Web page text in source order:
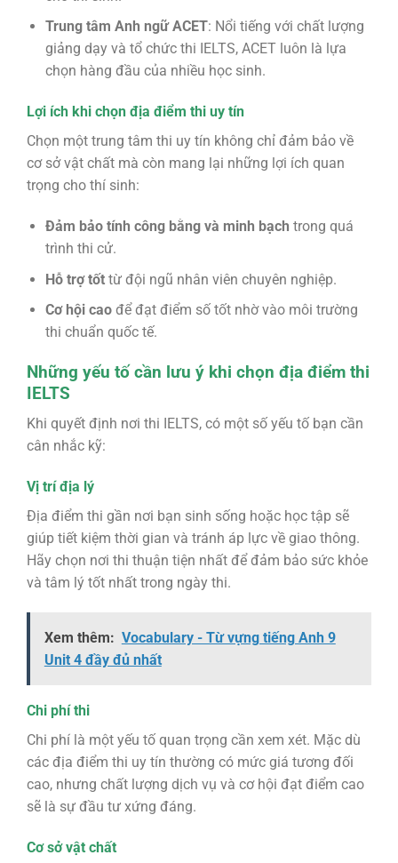
Trung tâm Anh ngữ ACET: Nổi tiếng với chất lượng
giảng dạy và tổ chức thi IELTS, ACET luôn là lựa
chọn hàng đầu của nhiều học sinh.
Lợi ích khi chọn địa điểm thi uy tín
Chọn một trung tâm thi uy tín không chỉ đảm bảo về
cơ sở vật chất mà còn mang lại những lợi ích quan
trọng cho thí sinh:
Đảm bảo tính công bằng và minh bạch trong quá
trình thi cử.
Hỗ trợ tốttừ đội ngũ nhân viên chuyên nghiệp.
Cơ hội caođể đạt điểm số tốt nhờ vào môi trường
thi chuẩn quốc tế.
Những yếu tố cần lưu ý khi chọn địa điểm thi
IELTS
Khi quyết định nơi thi IELTS, có một số yếu tố bạn cần
cân nhắc kỹ:
Vị trí địa lý
Địa điểm thi gần nơi bạn sinh sống hoặc học tập sẽ
giúp tiết kiệm thời gian và tránh áp lực về giao thông.
Hãy chọn nơi thi thuận tiện nhất để đảm bảo sức khỏe
và tâm lý tốt nhất trong ngày thi.
Xem thêm: Vocabulary - Từ vựng tiếng Anh 9
Unit 4 đầy đủ nhất
Chi phí thi
Chi phí là một yếu tố quan trọng cần xem xét. Mặc dù
các địa điểm thi uy tín thường có mức giá tương đối
cao, nhưng chất lượng dịch vụ và cơ hội đạt điểm cao
sẽ là sự đầu tư xứng đáng.
Cơ sở vật chất